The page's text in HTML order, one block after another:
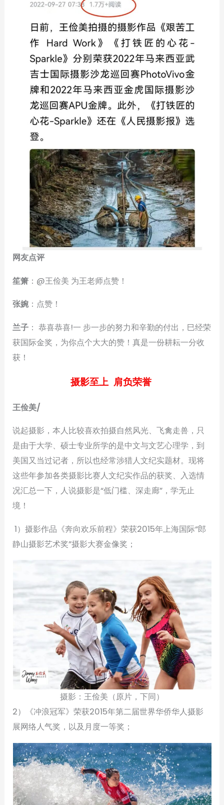
网友点评
笙箫 ：@王俭美 为王老师点赞！
张婉 ：点赞！
兰子 ： 恭喜恭喜!一 步一步的努力和辛勤的付出，巳经荣
获国际金奖，为你点个大大的赞！真是一份耕耘一分收
获！
摄影至上 肩负荣誉
王俭美/
说起摄影，本人比较喜欢拍摄自然风光、飞禽走兽，只
是由于大学、硕士专业所学的是中文与文艺心理学，到
美国又当过记者，所以也经常涉猎人文纪实题材。现将
这些年参加各类摄影比赛人文纪实作品的获奖、入选情
况汇总一下，人说摄影是“低门槛、深走廊”，学无止
境！
1）摄影作品《奔向欢乐前程》荣获2015年上海国际“郎
静山摄影艺术奖”摄影大赛金像奖；
摄影：王俭美（原片，下同）
2）《冲浪冠军》荣获2015年第二届世界华侨华人摄影
展网络人气奖，以及月度一等奖；